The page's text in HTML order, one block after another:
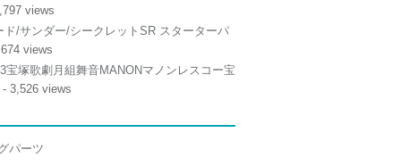
views
ド/サンダー/シークレットSR スターターパ
views
宝塚歌劇月組舞音MANONマノンレスコー宝
- 3,526 views